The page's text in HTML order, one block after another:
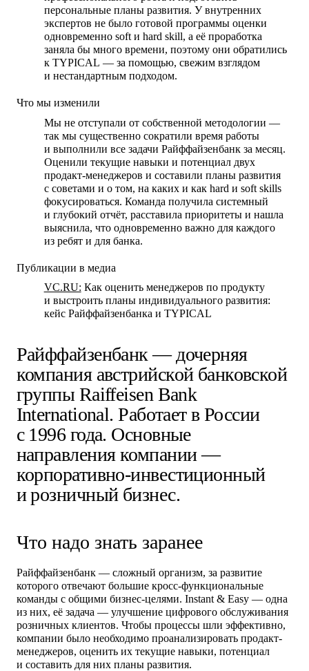
персональные планы развития. У внутренних
экспертов не было готовой программы оценки
одновременно soft и hard skill, а её проработка
заняла бы много времени, поэтому они обратились
к TYPICAL — за помощью, свежим взглядом
и нестандартным подходом.
Что мы изменили
Мы не отступали от собственной методологии —
так мы существенно сократили время работы
и выполнили все задачи Райффайзенбанк за месяц.
Оценили текущие навыки и потенциал двух
продакт-менеджеров и составили планы развития
с советами и о том, на каких и как hard и soft skills
фокусироваться. Команда получила системный
и глубокий отчёт, расставила приоритеты и нашла
выяснила, что одновременно важно для каждого
из ребят и для банка.
Публикации в медиа
VC.RU: Как оценить менеджеров по продукту
и выстроить планы индивидуального развития:
кейс Райффайзенбанка и TYPICAL
Райффайзенбанк — дочерняя
компания австрийской банковской
группы Raiffeisen Bank
International. Работает в России
с 1996 года. Основные
направления компании —
корпоративно-инвестиционный
и розничный бизнес.
Что надо знать заранее
Райффайзенбанк — сложный организм, за развитие
которого отвечают большие кросс-функциональные
команды с общими бизнес-целями. Instant & Easy — одна
из них, её задача — улучшение цифрового обслуживания
розничных клиентов. Чтобы процессы шли эффективно,
компании было необходимо проанализировать продакт-
менеджеров, оценить их текущие навыки, потенциал
и составить для них планы развития.